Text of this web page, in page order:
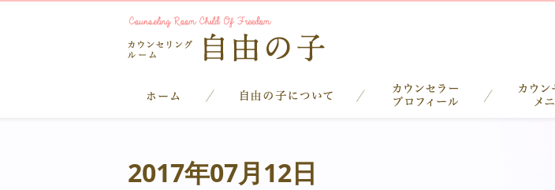
2017年07月12日